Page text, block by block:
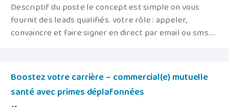
Descriptif du poste le concept est simple on vous
fournit des leads qualifiés. votre rôle : appeler,
convaincre et faire signer en direct par email ou sms....
Boostez votre carrière – commercial(e) mutuelle
santé avec primes déplafonnées